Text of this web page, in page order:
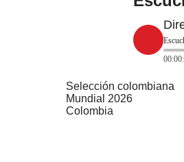
Selección colombiana
Mundial 2026
Colombia